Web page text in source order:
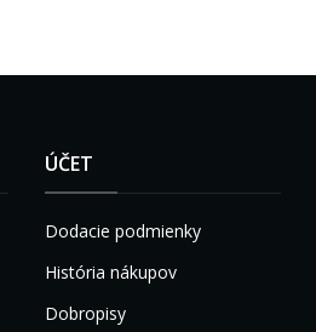
ÚČET
Dodacie podmienky
História nákupov
Dobropisy